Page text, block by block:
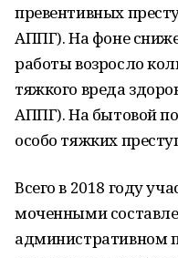
превентивных
АППГ). На фоне
работы возросло
тяжкого вреда
АППГ). На бытовой
особо тяжких
Всего в 2018 году
моченными
административном